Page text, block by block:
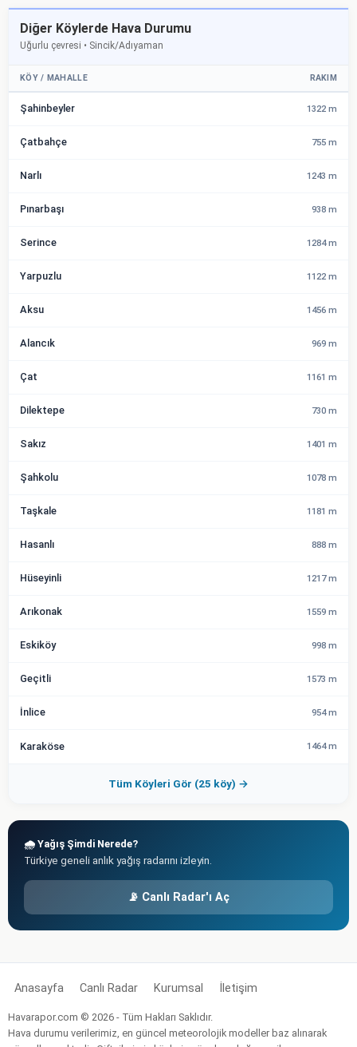
Diğer Köylerde Hava Durumu
Uğurlu çevresi • Sincik/Adıyaman
KÖY / MAHALLE RAKIM
Şahinbeyler 1322 m
Çatbahçe 755 m
Narlı 1243 m
Pınarbaşı 938 m
Serince 1284 m
Yarpuzlu 1122 m
Aksu 1456 m
Alancık 969 m
Çat 1161 m
Dilektepe 730 m
Sakız 1401 m
Şahkolu 1078 m
Taşkale 1181 m
Hasanlı 888 m
Hüseyinli 1217 m
Arıkonak 1559 m
Eskiköy 998 m
Geçitli 1573 m
İnlice 954 m
Karaköse 1464 m
Tüm Köyleri Gör (25 köy) →
🌧️ Yağış Şimdi Nerede?
Türkiye geneli anlık yağış radarını izleyin.
📡 Canlı Radar'ı Aç
Anasayfa Canlı Radar Kurumsal İletişim
Havarapor.com © 2026 - Tüm Hakları Saklıdır.
Hava durumu verilerimiz, en güncel meteorolojik modeller baz alınarak